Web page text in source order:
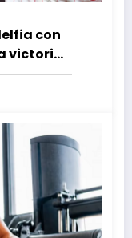
con
victoria